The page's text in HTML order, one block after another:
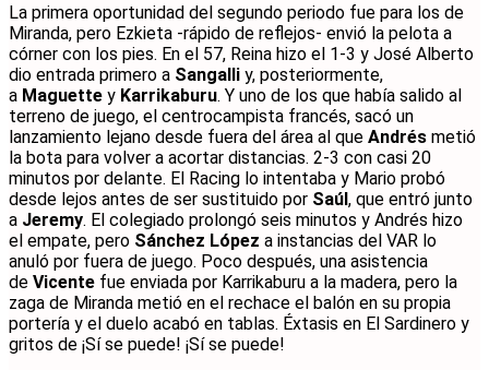
La primera oportunidad del segundo periodo fue para los de
Miranda, pero Ezkieta -rápido de reflejos- envió la pelota a
córner con los pies. En el 57, Reina hizo el 1-3 y José Alberto
dio entrada primero a Sangalli y, posteriormente,
a Maguette y Karrikaburu. Y uno de los que había salido al
terreno de juego, el centrocampista francés, sacó un
lanzamiento lejano desde fuera del área al que Andrés metió
la bota para volver a acortar distancias. 2-3 con casi 20
minutos por delante. El Racing lo intentaba y Mario probó
desde lejos antes de ser sustituido por Saúl, que entró junto
a Jeremy. El colegiado prolongó seis minutos y Andrés hizo
el empate, pero Sánchez López a instancias del VAR lo
anuló por fuera de juego. Poco después, una asistencia
de Vicente fue enviada por Karrikaburu a la madera, pero la
zaga de Miranda metió en el rechace el balón en su propia
portería y el duelo acabó en tablas. Éxtasis en El Sardinero y
gritos de ¡Sí se puede! ¡Sí se puede!